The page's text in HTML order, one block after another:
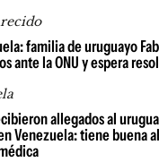
familia de uruguayo
ante la ONU y espera
allegados al
Venezuela: tiene buena